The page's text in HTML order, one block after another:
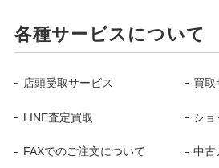
各種サービスについて
店頭受取サービス 買取
LINE査定買取 ショ
FAXでのご注文について 中古